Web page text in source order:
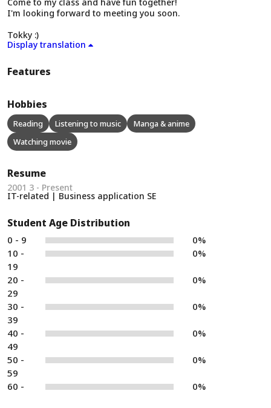
I'm looking forward to meeting you soon.
Tokky :)
Display translation
Features
Hobbies
Reading Listening to music
Manga & anime
Watching movie
Resume
2001 3 - Present
IT-related | Business application SE
Student Age Distribution
0 - 9
0%
10 -
19
0%
20 -
29
0%
30 -
39
0%
40 -
49
0%
50 -
59
0%
60 - 0%